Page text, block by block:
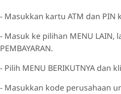
- Masukkan kartu ATM dan PIN
- Masuk ke pilihan MENU LAIN,
PEMBAYARAN.
- Pilih MENU BERIKUTNYA dan
- Masukkan kode perusahaan